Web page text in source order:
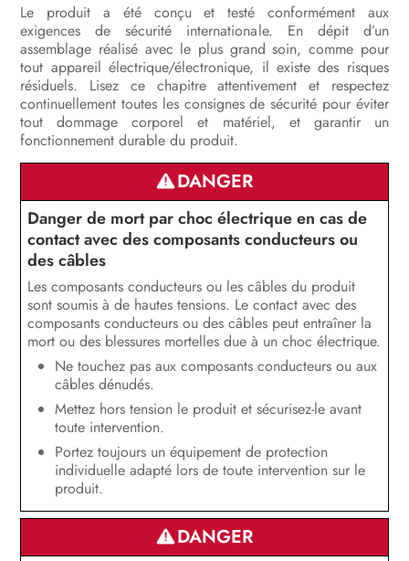
Le produit a été conçu et testé conformément aux
exigences de sécurité internationale. En dépit d’un
assemblage réalisé avec le plus grand soin, comme pour
tout appareil électrique/électronique, il existe des risques
résiduels. Lisez ce chapitre attentivement et respectez
continuellement toutes les consignes de sécurité pour éviter
tout dommage corporel et matériel, et garantir un
fonctionnement durable du produit.
DANGER
Danger de mort par choc électrique en cas de
contact avec des composants conducteurs ou
des câbles
Les composants conducteurs ou les câbles du produit
sont soumis à de hautes tensions. Le contact avec des
composants conducteurs ou des câbles peut entraîner la
mort ou des blessures mortelles due à un choc électrique.
Ne touchez pas aux composants conducteurs ou aux
câbles dénudés.
Mettez hors tension le produit et sécurisez-le avant
toute intervention.
Portez toujours un équipement de protection
individuelle adapté lors de toute intervention sur le
produit.
DANGER
Mise en service
Utilisation
Mise hors tension du produit
Entretien
Nettoyage du produit
Recherche d’erreurs
Mise hors service du produit
Procédure en cas de réception d’un
appareil de remplacement
Élimination
Caractéristiques techniques
Accessoires
Pièces de rechange
Contact
Déclaration de conformité UE